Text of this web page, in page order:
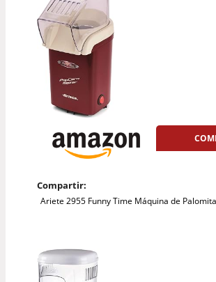
Compartir:
Ariete 2955 Funny Time Máquina de